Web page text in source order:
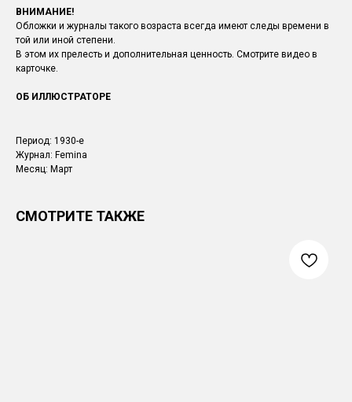
ВНИМАНИЕ!
Обложки и журналы такого возраста всегда имеют следы времени в
той или иной степени.
В этом их прелесть и дополнительная ценность. Смотрите видео в
карточке.
ОБ ИЛЛЮСТРАТОРЕ
Период: 1930-е
Журнал: Femina
Месяц: Март
СМОТРИТЕ ТАКЖЕ